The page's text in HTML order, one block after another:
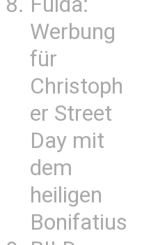
Werbung
für
Christoph
er Street
Day mit
dem
heiligen
Bonifatius